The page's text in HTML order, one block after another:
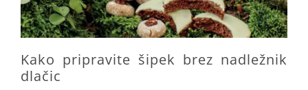
Kako pripravite šipek brez nadležnik
dlačic